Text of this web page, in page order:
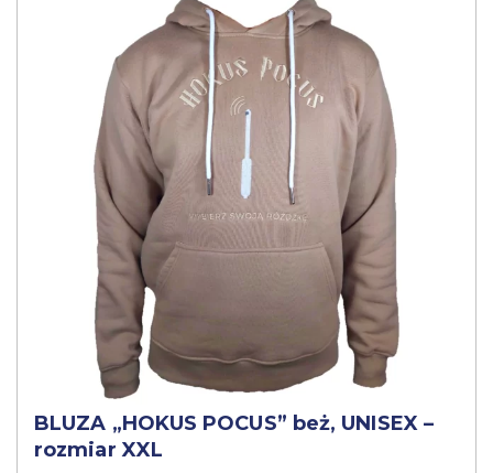
BLUZA „HOKUS POCUS” beż, UNISEX –
rozmiar XXL